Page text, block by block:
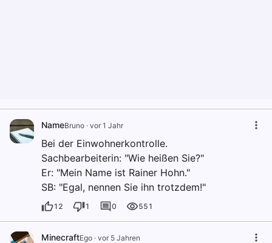
NameBruno · vor 1 Jahr
Bei der Einwohnerkontrolle.
Sachbearbeiterin: "Wie heißen Sie?"
Er: "Mein Name ist Rainer Hohn."
SB: "Egal, nennen Sie ihn trotzdem!"
12 1 0 551
MinecraftEgo · vor 5 Jahren